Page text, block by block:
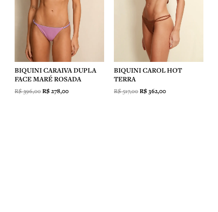
BIQUINI CARAIVA DUPLA
FACE MARÉ ROSADA
R$396,00 R$ 278,00
BIQUINI CAROL HOT
TERRA
R$517,00 R$ 362,00